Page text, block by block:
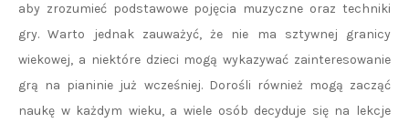
aby zrozumieć podstawowe pojęcia muzyczne oraz techniki
gry. Warto jednak zauważyć, że nie ma sztywnej granicy
wiekowej, a niektóre dzieci mogą wykazywać zainteresowanie
grą na pianinie już wcześniej. Dorośli również mogą zacząć
naukę w każdym wieku, a wiele osób decyduje się na lekcje